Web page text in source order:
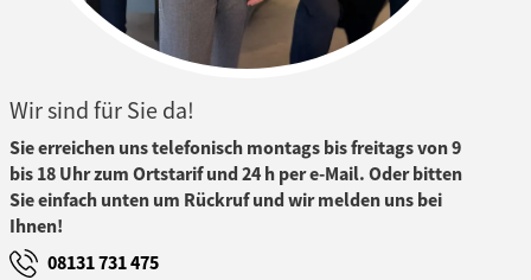
Wir sind für Sie da!
Sie erreichen uns telefonisch montags bis freitags von 9
bis 18 Uhr zum Ortstarif und 24 h per e-Mail. Oder bitten
Sie einfach unten um Rückruf und wir melden uns bei
Ihnen!
08131 731 475